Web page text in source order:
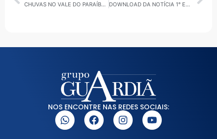
CHUVAS NO VALE DO PARAÍBA CAUSAM DESTRUIÇÃO NA INFRAESTRUTURA E DEIXAM DESABRIGADOS DOWNLOAD DA NOTÍCIA 1° EDIÇÃO 26/02: DESTAQUES DO BRASIL E DO MUNDO
NOS ENCONTRE NAS REDES SOCIAIS: